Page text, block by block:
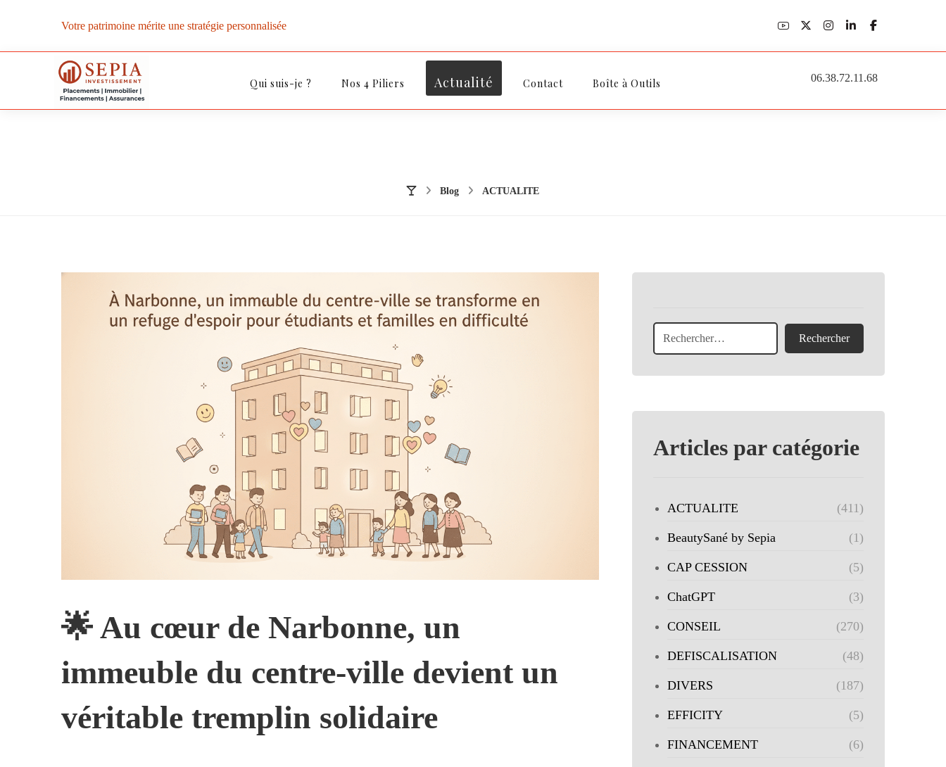
Votre patrimoine mérite une stratégie personnalisée
Qui suis-je ? Nos 4 Piliers Actualité Contact Boîte à Outils 06.38.72.11.68
Blog ACTUALITE
🌟 Au cœur de Narbonne, un
immeuble du centre-ville devient un
véritable tremplin solidaire
Articles par catégorie
ACTUALITE (411)
BeautySané by Sepia (1)
CAP CESSION (5)
ChatGPT (3)
CONSEIL (270)
DEFISCALISATION (48)
DIVERS (187)
EFFICITY (5)
FINANCEMENT (6)